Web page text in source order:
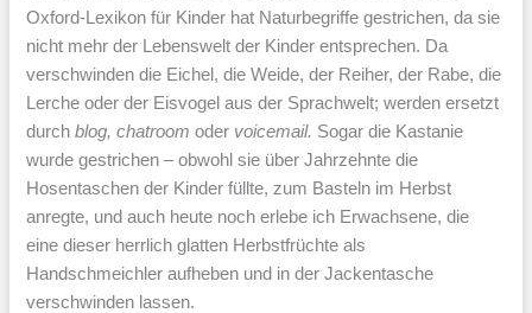
Oxford-Lexikon für Kinder hat Naturbegriffe gestrichen, da sie
nicht mehr der Lebenswelt der Kinder entsprechen. Da
verschwinden die Eichel, die Weide, der Reiher, der Rabe, die
Lerche oder der Eisvogel aus der Sprachwelt; werden ersetzt
durchblog, chatroomoder voicemail. Sogar die Kastanie
wurde gestrichen – obwohl sie über Jahrzehnte die
Hosentaschen der Kinder füllte, zum Basteln im Herbst
anregte, und auch heute noch erlebe ich Erwachsene, die
eine dieser herrlich glatten Herbstfrüchte als
Handschmeichler aufheben und in der Jackentasche
verschwinden lassen.